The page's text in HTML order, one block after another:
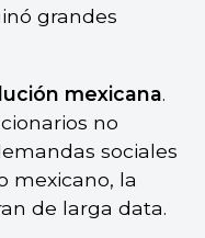
grandes
mexicana.
no
sociales
mexicano, la
de larga data.